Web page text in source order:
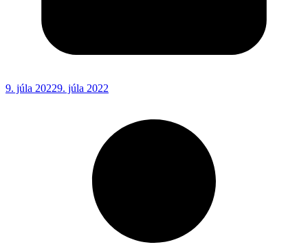
9. júla 20229. júla 2022